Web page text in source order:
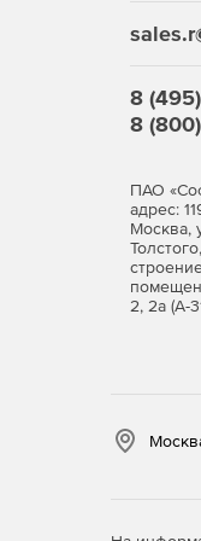
10
DLP-
8
8
ПАО
адрес:
Москва,
2, 2а (А-